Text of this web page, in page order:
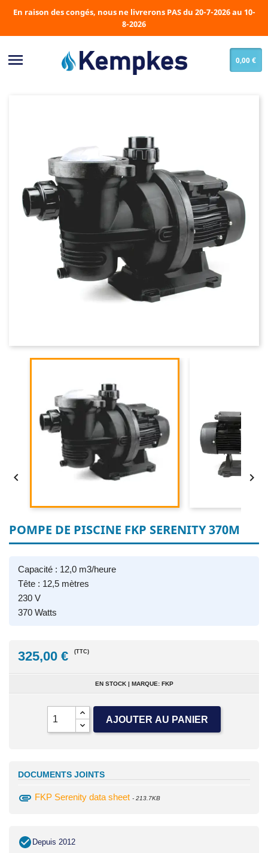
En raison des congés, nous ne livrerons PAS du 20-7-2026 au 10-
8-2026
 0,00 €
 
POMPE DE PISCINE FKP SERENITY 370M
Capacité : 12,0 m3/heure
Tête : 12,5 mètres
230 V
370 Watts
325,00 € (TTC)
EN STOCK | MARQUE: FKP
AJOUTER AU PANIER
DOCUMENTS JOINTS
attachment FKP Serenity data sheet - 213.7KB
Depuis 2012